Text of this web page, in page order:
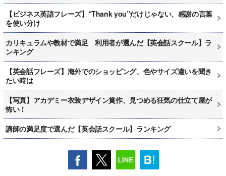
【ビジネス英語フレーズ】“Thank you”だけじゃない、感謝の言葉
を使い分け
カリキュラムや教材で満足 利用者が選んだ【英会話スクール】ラ
ンキング
【英会話フレーズ】海外でのショッピング、色やサイズ違いを聞き
たい時は
【写真】アカデミー衣装デザイン賞作、見つめる狂気の仕立て屋が
怖い！
講師の満足度で選んだ【英会話スクール】ランキング